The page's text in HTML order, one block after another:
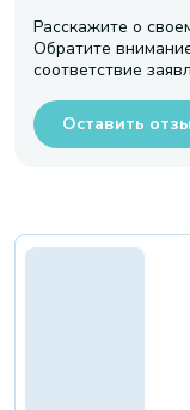
Расскажите о
Обратите
соответствие
Оставить